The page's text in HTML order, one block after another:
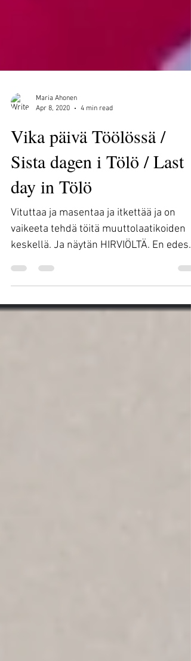
Maria Ahonen
Apr 8, 2020
4 min read
Vika päivä Töölössä /
Sista dagen i Tölö / Last
day in Tölö
Vituttaa ja masentaa ja itkettää ja on